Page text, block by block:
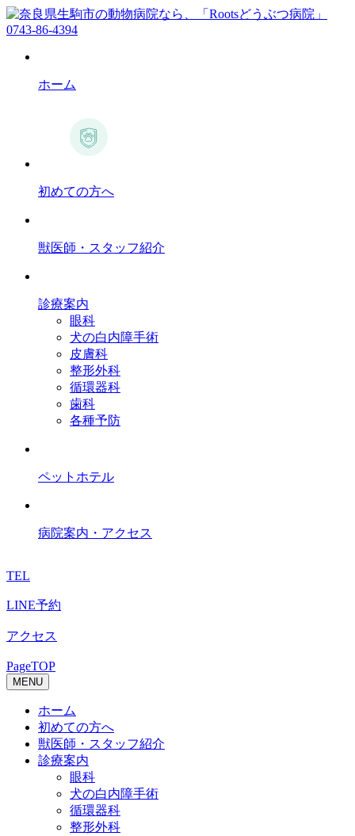
0743-86-4394
ホーム
初めての方へ
獣医師・スタッフ紹介
診療案内
眼科
犬の白内障手術
皮膚科
整形外科
循環器科
歯科
各種予防
ペットホテル
病院案内・アクセス
TEL
LINE予約
アクセス
PageTOP
MENU
ホーム
初めての方へ
獣医師・スタッフ紹介
診療案内
眼科
犬の白内障手術
循環器科
整形外科